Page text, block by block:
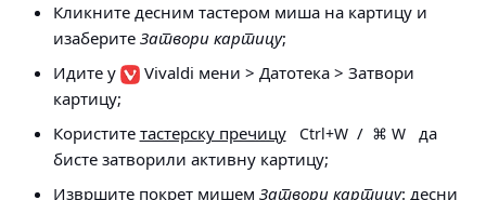
Кликните десним тастером миша на картицу и
изаберите Затвори картицу;
Идите у
Vivaldi мени > Датотека > Затвори
картицу;
Користите тастерску пречицу Ctrl+W / ⌘ W
да
бисте затворили активну картицу;
Извршите покрет мишем Затвори картицу: десни